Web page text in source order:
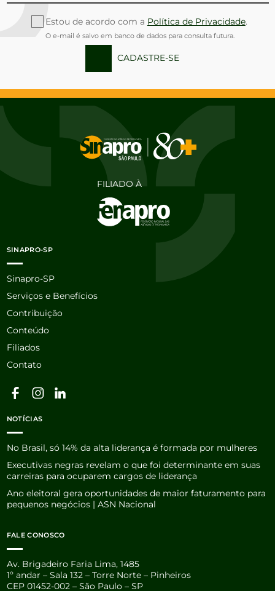
Estou de acordo com a Política de Privacidade.
O e-mail é salvo em banco de dados para consulta futura.
CADASTRE-SE
FILIADO À
SINAPRO-SP
Sinapro-SP
Serviços e Benefícios
Contribuição
Conteúdo
Filiados
Contato
NOTÍCIAS
No Brasil, só 14% da alta liderança é formada por mulheres
Executivas negras revelam o que foi determinante em suas
carreiras para ocuparem cargos de liderança
Ano eleitoral gera oportunidades de maior faturamento para
pequenos negócios | ASN Nacional
FALE CONOSCO
Av. Brigadeiro Faria Lima, 1485
1º andar – Sala 132 – Torre Norte – Pinheiros
CEP 01452-002 – São Paulo – SP